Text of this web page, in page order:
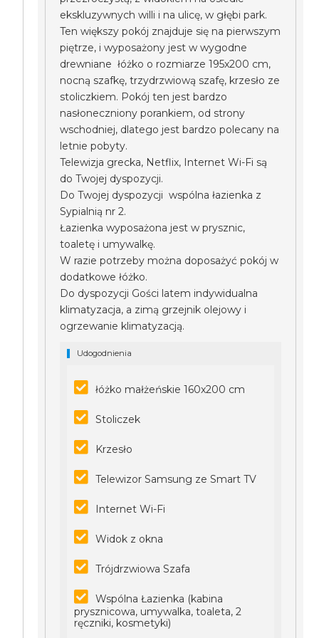
ekskluzywnych willi i na ulicę, w głębi park.
Ten większy pokój znajduje się na pierwszym
piętrze, i wyposażony jest w wygodne
drewniane łóżko o rozmiarze 195x200 cm,
nocną szafkę, trzydrzwiową szafę, krzesło ze
stoliczkiem. Pokój ten jest bardzo
nasłoneczniony porankiem, od strony
wschodniej, dlatego jest bardzo polecany na
letnie pobyty.
Telewizja grecka, Netflix, Internet Wi-Fi są
do Twojej dyspozycji.
Do Twojej dyspozycji wspólna łazienka z
Sypialnią nr 2.
Łazienka wyposażona jest w prysznic,
toaletę i umywalkę.
W razie potrzeby można doposażyć pokój w
dodatkowe łóżko.
Do dyspozycji Gości latem indywidualna
klimatyzacja, a zimą grzejnik olejowy i
ogrzewanie klimatyzacją.
Udogodnienia
łóżko małżeńskie 160x200 cm
Stoliczek
Krzesło
Telewizor Samsung ze Smart TV
Internet Wi-Fi
Widok z okna
Trójdrzwiowa Szafa
Wspólna Łazienka (kabina
prysznicowa, umywalka, toaleta, 2
ręczniki, kosmetyki)